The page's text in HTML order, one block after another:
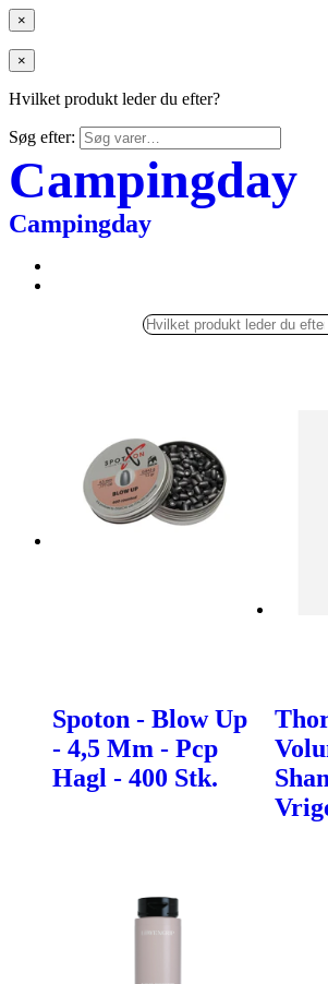
×
×
Hvilket produkt leder du efter?
Søg efter:
Campingday
Campingday
Spoton - Blow Up
- 4,5 Mm - Pcp
Hagl - 400 Stk.